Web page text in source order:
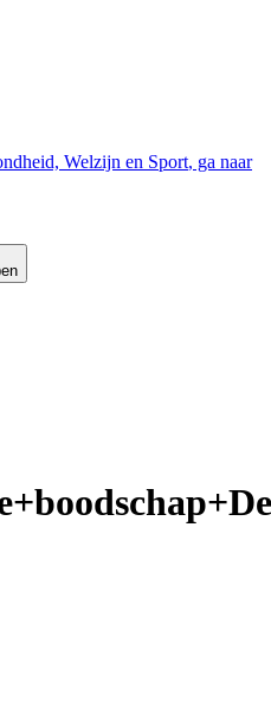
Welzijn en Sport, ga naar